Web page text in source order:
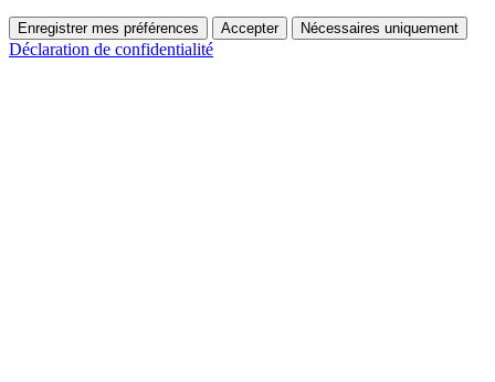
Enregistrer mes préférences Accepter Nécessaires uniquement
Déclaration de confidentialité